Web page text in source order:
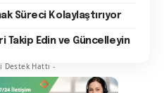
Süreci Kolaylaştırıyor
Takip Edin ve Güncelleyin
Destek Hattı -